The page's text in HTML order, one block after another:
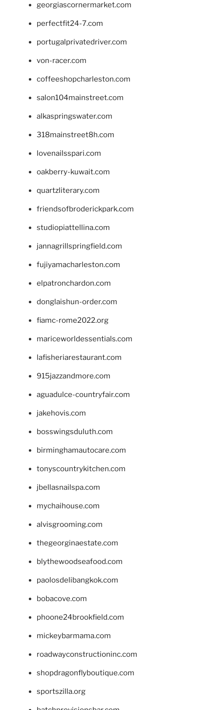
georgiascornermarket.com
perfectfit24-7.com
portugalprivatedriver.com
von-racer.com
coffeeshopcharleston.com
salon104mainstreet.com
alkaspringswater.com
318mainstreet8h.com
lovenailsspari.com
oakberry-kuwait.com
quartzliterary.com
friendsofbroderickpark.com
studiopiattellina.com
jannagrillspringfield.com
fujiyamacharleston.com
elpatronchardon.com
donglaishun-order.com
fiamc-rome2022.org
mariceworldessentials.com
lafisheriarestaurant.com
915jazzandmore.com
aguadulce-countryfair.com
jakehovis.com
bosswingsduluth.com
birminghamautocare.com
tonyscountrykitchen.com
jbellasnailspa.com
mychaihouse.com
alvisgrooming.com
thegeorginaestate.com
blythewoodseafood.com
paolosdelibangkok.com
bobacove.com
phoone24brookfield.com
mickeybarmama.com
roadwayconstructioninc.com
shopdragonflyboutique.com
sportszilla.org